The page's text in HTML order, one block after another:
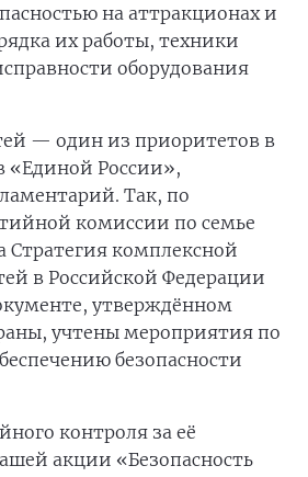
на аттракционах и
их работы, техники
оборудования
— один из приоритетов в
«Единой России»,
Так, по
комиссии по семье
Стратегия комплексной
в Российской Федерации
утверждённом
учтены мероприятия по
безопасности
контроля за её
акции «Безопасность